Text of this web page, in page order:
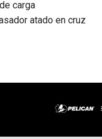
carga
atado en cruz